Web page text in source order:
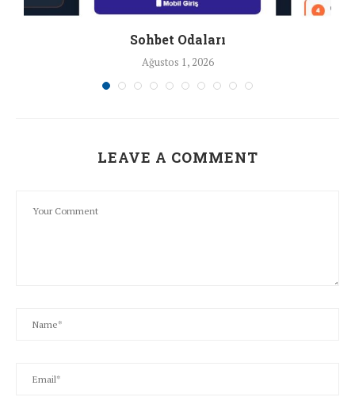
Sohbet Odaları
Ağustos 1, 2026
LEAVE A COMMENT